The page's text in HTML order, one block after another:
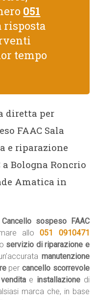
051
risposta
tempo
diretta per
FAAC Sala
e riparazione
Bologna Roncrio
Amatica in
sospeso FAAC
allo051 0910471
servizio di riparazione e
manutenzione
per cancello scorrevole
venditae installazionedi
marca che, in base